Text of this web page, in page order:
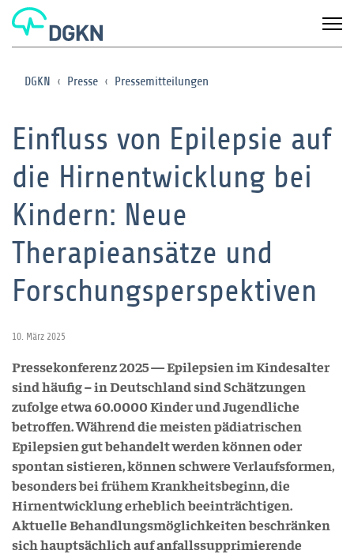
DGKN Presse Pressemitteilungen
Einfluss von Epilepsie auf
die Hirnentwicklung bei
Kindern: Neue
Therapieansätze und
Forschungsperspektiven
10. März 2025
Pressekonferenz 2025 — Epilepsien im Kindesalter
sind häufig – in Deutschland sind Schätzungen
zufolge etwa 60.0000 Kinder und Jugendliche
betroffen. Während die meisten pädiatrischen
Epilepsien gut behandelt werden können oder
spontan sistieren, können schwere Verlaufsformen,
besonders bei frühem Krankheitsbeginn, die
Hirnentwicklung erheblich beeinträchtigen.
Aktuelle Behandlungsmöglichkeiten beschränken
sich hauptsächlich auf anfallssupprimierende